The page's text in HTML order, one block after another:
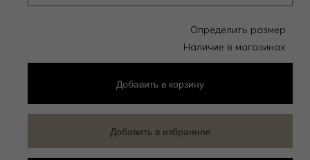
Определить размер
Наличие в магазинах
Добавить в корзину
Добавить в избранное